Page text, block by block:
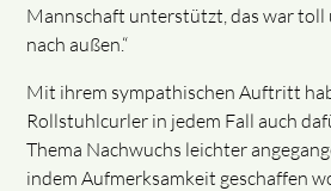
Mannschaft unterstützt, das war toll
nach außen.“
Mit ihrem sympathischen Auftritt
Rollstuhlcurler in jedem Fall auch
Thema Nachwuchs leichter
indem Aufmerksamkeit geschaffen